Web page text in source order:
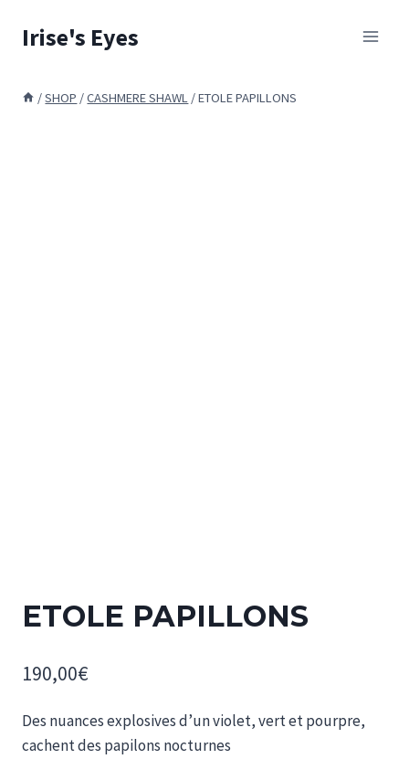
Irise's Eyes
/SHOP /CASHMERE SHAWL /ETOLE PAPILLONS
ETOLE PAPILLONS
190,00€
Des nuances explosives d’un violet, vert et pourpre,
cachent des papilons nocturnes